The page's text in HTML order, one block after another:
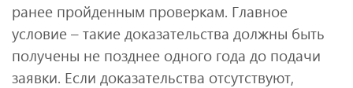
ранее пройденным проверкам. Главное
условие – такие доказательства должны быть
получены не позднее одного года до подачи
заявки. Если доказательства отсутствуют,